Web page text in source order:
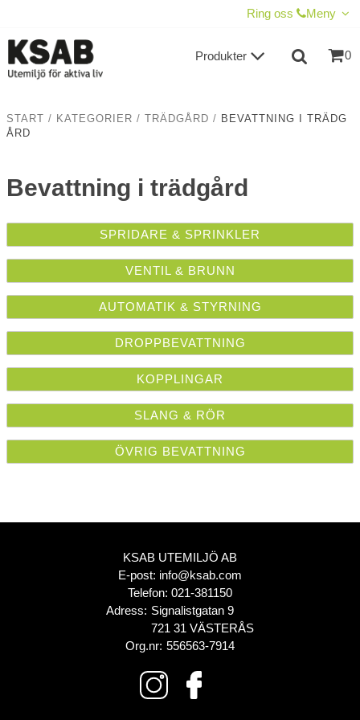
Ring oss Meny
0
Produkter
START / KATEGORIER / TRÄDGÅRD / BEVATTNING I TRÄDG
ÅRD
Bevattning i trädgård
SPRIDARE & SPRINKLER
VENTIL & BRUNN
AUTOMATIK & STYRNING
DROPPBEVATTNING
KOPPLINGAR
SLANG & RÖR
ÖVRIG BEVATTNING
KSAB UTEMILJÖ AB
E-post: info@ksab.com
Telefon: 021-381150
Adress: Signalistgatan 9
721 31 VÄSTERÅS
Org.nr: 556563-7914
TILL KASSAN